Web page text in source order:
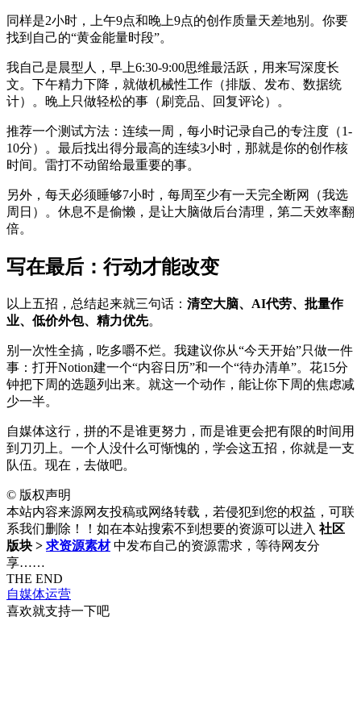
同样是2小时，上午9点和晚上9点的创作质量天差地别。你要
找到自己的“黄金能量时段”。
我自己是晨型人，早上6:30-9:00思维最活跃，用来写深度长
文。下午精力下降，就做机械性工作（排版、发布、数据统
计）。晚上只做轻松的事（刷竞品、回复评论）。
推荐一个测试方法：连续一周，每小时记录自己的专注度（1-
10分）。最后找出得分最高的连续3小时，那就是你的创作核
时间。雷打不动留给最重要的事。
另外，每天必须睡够7小时，每周至少有一天完全断网（我选
周日）。休息不是偷懒，是让大脑做后台清理，第二天效率翻
倍。
写在最后：行动才能改变
以上五招，总结起来就三句话： 清空大脑、AI代劳、批量作
业、低价外包、精力优先。
别一次性全搞，吃多嚼不烂。我建议你从“今天开始”只做一件
事：打开Notion建一个“内容日历”和一个“待办清单”。花15分
钟把下周的选题列出来。就这一个动作，能让你下周的焦虑减
少一半。
自媒体这行，拼的不是谁更努力，而是谁更会把有限的时间用
到刀刃上。一个人没什么可惭愧的，学会这五招，你就是一支
队伍。现在，去做吧。
© 版权声明
本站内容来源网友投稿或网络转载，若侵犯到您的权益，可联
系我们删除！！如在本站搜索不到想要的资源可以进入 社区
版块 > 求资源素材 中发布自己的资源需求，等待网友分
享……
THE END
自媒体运营
喜欢就支持一下吧